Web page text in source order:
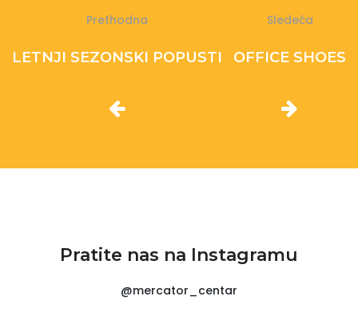
Prethodna
LETNJI SEZONSKI POPUSTI
Sledeća
OFFICE SHOES
Pratite nas na Instagramu
@mercator_centar